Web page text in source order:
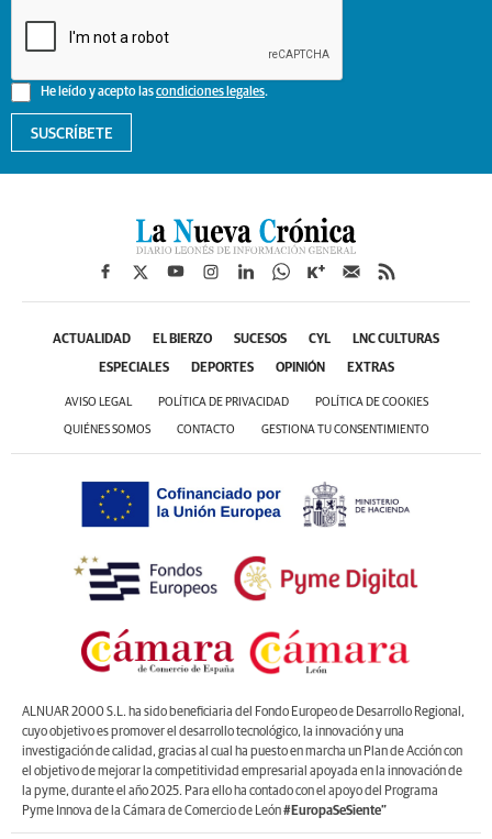
He leído y acepto lascondiciones legales.
SUSCRÍBETE
ACTUALIDAD EL BIERZO SUCESOS CYL LNC CULTURAS
ESPECIALES DEPORTES OPINIÓN EXTRAS
AVISO LEGAL POLÍTICA DE PRIVACIDAD POLÍTICA DE COOKIES
QUIÉNES SOMOS CONTACTO GESTIONA TU CONSENTIMIENTO
ALNUAR 2000 S.L. ha sido beneficiaria del Fondo Europeo de Desarrollo Regional,
cuyo objetivo es promover el desarrollo tecnológico, la innovación y una
investigación de calidad, gracias al cual ha puesto en marcha un Plan de Acción con
el objetivo de mejorar la competitividad empresarial apoyada en la innovación de
la pyme, durante el año 2025. Para ello ha contado con el apoyo del Programa
Pyme Innova de la Cámara de Comercio de León#EuropaSeSiente”